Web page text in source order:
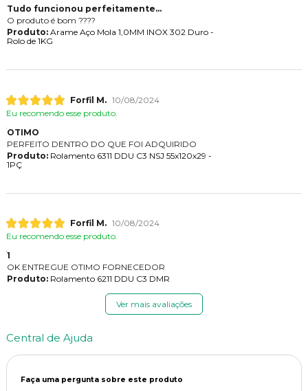
Tudo funcionou perfeitamente...
O produto é bom ????
Produto:Arame Aço Mola 1,0MM INOX 302 Duro -
Rolo de 1KG
Forfil M. 10/08/2024
Eu recomendo esse produto.
OTIMO
PERFEITO DENTRO DO QUE FOI ADQUIRIDO
Produto:Rolamento 6311 DDU C3 NSJ 55x120x29 -
1PÇ
Forfil M. 10/08/2024
Eu recomendo esse produto.
1
OK ENTREGUE OTIMO FORNECEDOR
Produto:Rolamento 6211 DDU C3 DMR
Ver mais avaliações
Central de Ajuda
Faça uma pergunta sobre este produto